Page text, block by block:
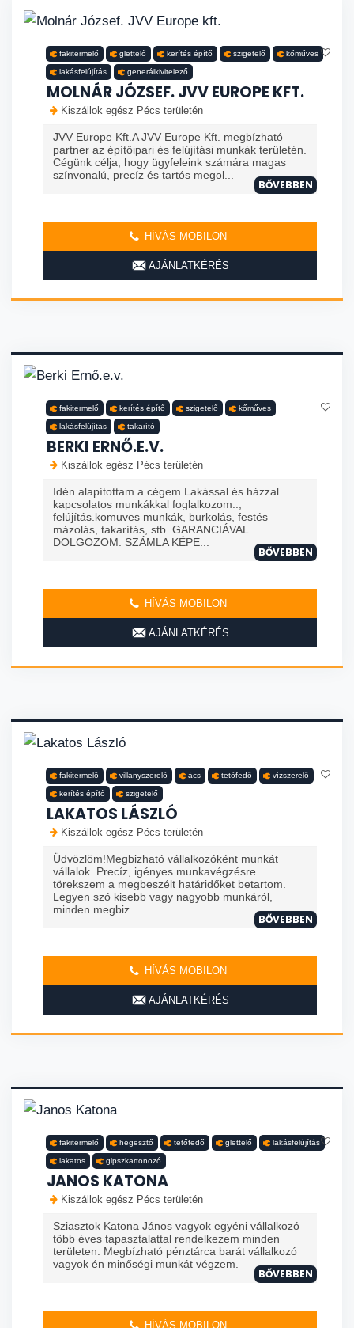
fakitermelő glettelő kerítés építő szigetelő kőműves
lakásfelújítás generálkivitelező
MOLNÁR JÓZSEF. JVV EUROPE KFT.
Kiszállok egész Pécs területén
JVV Europe Kft.A JVV Europe Kft. megbízható
partner az építőipari és felújítási munkák területén.
Cégünk célja, hogy ügyfeleink számára magas
színvonalú, precíz és tartós megol...
BŐVEBBEN
HÍVÁS MOBILON
AJÁNLATKÉRÉS
fakitermelő kerítés építő szigetelő kőműves
lakásfelújítás takarító
BERKI ERNŐ.E.V.
Kiszállok egész Pécs területén
Idén alapítottam a cégem.Lakással és házzal
kapcsolatos munkákkal foglalkozom..,
felújítás.komuves munkák, burkolás, festés
mázolás, takarítás, stb..GARANCIÁVAL
DOLGOZOM. SZÁMLA KÉPE...
BŐVEBBEN
HÍVÁS MOBILON
AJÁNLATKÉRÉS
fakitermelő villanyszerelő ács tetőfedő vízszerelő
kerítés építő szigetelő
LAKATOS LÁSZLÓ
Kiszállok egész Pécs területén
Üdvözlöm!Megbizható vállalkozóként munkát
vállalok. Precíz, igényes munkavégzésre
törekszem a megbeszélt határidőket betartom.
Legyen szó kisebb vagy nagyobb munkáról,
minden megbiz...
BŐVEBBEN
HÍVÁS MOBILON
AJÁNLATKÉRÉS
fakitermelő hegesztő tetőfedő glettelő lakásfelújítás
lakatos gipszkartonozó
JANOS KATONA
Kiszállok egész Pécs területén
Sziasztok Katona János vagyok egyéni vállalkozó
több éves tapasztalattal rendelkezem minden
területen. Megbízható pénztárca barát vállalkozó
vagyok én minőségi munkát végzem.
BŐVEBBEN
HÍVÁS MOBILON